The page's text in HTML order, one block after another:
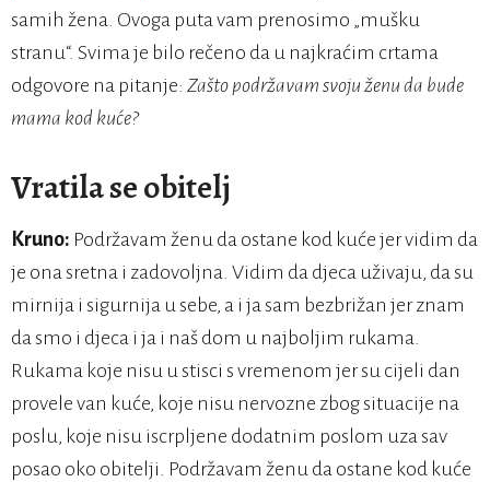
samih žena. Ovoga puta vam prenosimo „mušku
stranu“. Svima je bilo rečeno da u najkraćim crtama
odgovore na pitanje: Zašto podržavam svoju ženu da bude
mama kod kuće?
Vratila se obitelj
Kruno: Podržavam ženu da ostane kod kuće jer vidim da
je ona sretna i zadovoljna. Vidim da djeca uživaju, da su
mirnija i sigurnija u sebe, a i ja sam bezbrižan jer znam
da smo i djeca i ja i naš dom u najboljim rukama.
Rukama koje nisu u stisci s vremenom jer su cijeli dan
provele van kuće, koje nisu nervozne zbog situacije na
poslu, koje nisu iscrpljene dodatnim poslom uza sav
posao oko obitelji. Podržavam ženu da ostane kod kuće